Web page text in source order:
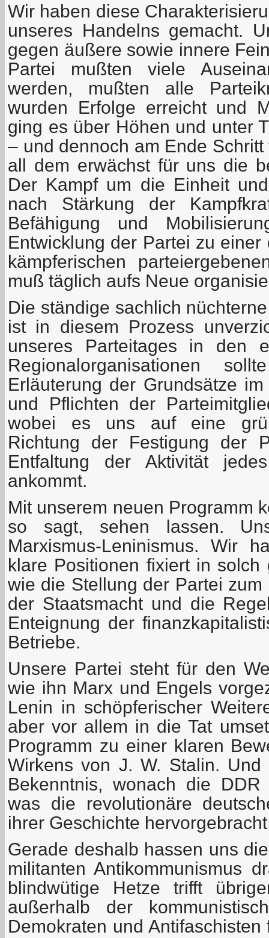
Wir haben diese
unseres Handelns gemacht.
gegen äußere sowie innere
Partei mußten viele
werden, mußten alle
wurden Erfolge erreicht und
ging es über Höhen und unter
– und dennoch am Ende
all dem erwächst für uns die
Der Kampf um die Einheit
nach Stärkung der
Befähigung und
Entwicklung der Partei zu
kämpferischen
muß täglich aufs Neue
Die ständige sachlich
ist in diesem Prozess
unseres Parteitages in den
Regionalorganisationen
Erläuterung der Grundsätze
und Pflichten der
wobei es uns auf eine
Richtung der Festigung der
Entfaltung der Aktivität
ankommt.
Mit unserem neuen Programm
so sagt, sehen lassen.
Marxismus-Leninismus. Wir
klare Positionen fixiert in solch
wie die Stellung der Partei
der Staatsmacht und die
Enteignung der
Betriebe.
Unsere Partei steht für den
wie ihn Marx und Engels
Lenin in schöpferischer
aber vor allem in die Tat
Programm zu einer klaren
Wirkens von J. W. Stalin.
Bekenntnis, wonach die
was die revolutionäre
ihrer Geschichte
Gerade deshalb hassen uns
militanten Antikommunismus
blindwütige Hetze trifft
außerhalb der
Demokraten und